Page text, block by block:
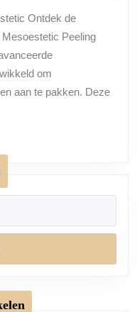
Ontdek de
Peeling
om
aan te pakken. Deze